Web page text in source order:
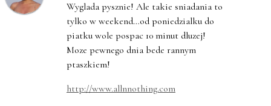
Wyglada pysznie! Ale takie sniadania to
tylko w weekend…od poniedzialku do
piatku wole pospac 10 minut dluzej!
Moze pewnego dnia bede rannym
ptaszkiem!
http://www.allnnothing.com